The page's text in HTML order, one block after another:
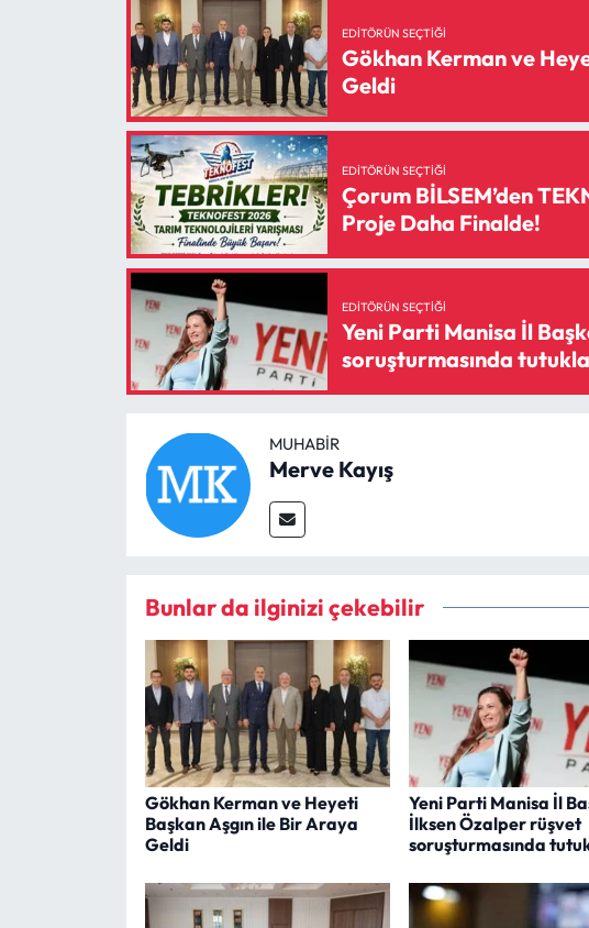
EDITÖRÜN SEÇTIĞI
Gökhan Kerman ve
Geldi
EDITÖRÜN SEÇTIĞI
Çorum BİLSEM’den
Proje Daha Finalde!
EDITÖRÜN SEÇTIĞI
Yeni Parti Manisa İl
soruşturmasında
MUHABIR
Merve Kayış
Bunlar da ilginizi çekebilir
Gökhan Kerman ve Heyeti
Başkan Aşgın ile Bir Araya
Geldi
Yeni Parti Manisa İl
İlksen Özalper rüşvet
soruşturmasında
Sungurlu Haberleri
Uğurludağ Haberleri
Yemek Tarifleri
Yerel Haberler